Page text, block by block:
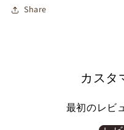
Share
カスタ
最初のレビ